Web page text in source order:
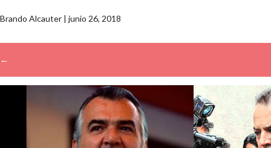
Brando Alcauter | junio 26, 2018
←